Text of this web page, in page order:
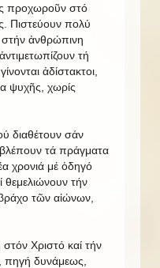
προχωροῦν στό
Πιστεύουν πολύ
ἀνθρώπινη
τή
ἀδίστακτοι,
ψυχῆς, χωρίς
διαθέτουν σάν
τά πράγματα
χρονιά μέ ὁδηγό
τήν
τῶν αἰώνων,
Χριστό καί τήν
πηγή δυνάμεως,